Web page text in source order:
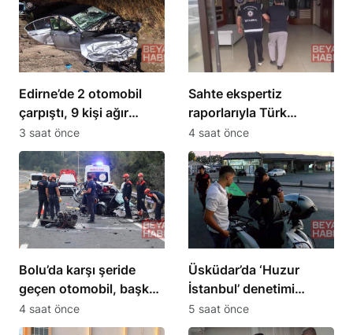
Edirne’de 2 otomobil
çarpıştı, 9 kişi ağır
yaralandı
3 saat önce
Sahte ekspertiz
raporlarıyla Türk
vatandaşlığı kazandıran
suç örgütüne
operasyon: 32
tutuklama
4 saat önce
Bolu’da karşı şeride
geçen otomobil, başka
bir araçla çarpıştı: 1 ölü,
2 ağır yaralı
4 saat önce
Üsküdar’da ‘Huzur
İstanbul’ denetimi
gerçekleştirildi
5 saat önce